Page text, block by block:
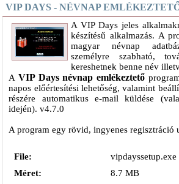
VIP DAYS - NÉVNAP
A VIP Days jeles
készítésű alkalmazás. A
magyar névnap
személyre szabható,
kereshetnek benne név
A VIP Days névnap emlékeztető
napos előértesítési lehetőség, valamint
részére automatikus e-mail küldése
idején). v4.7.0
A program egy rövid, ingyenes regisztráció
File:
vipdayssetup.exe
Méret:
8.7 MB